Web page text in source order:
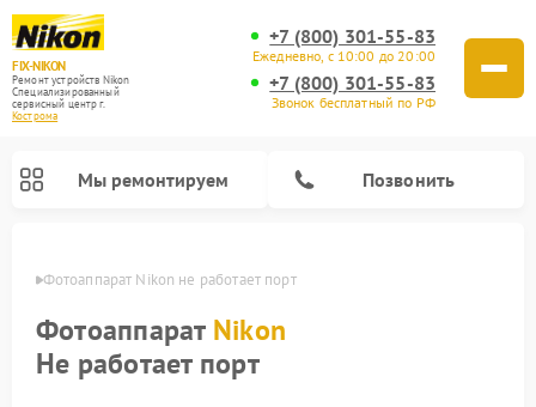
FIX-NIKON
Ремонт устройств Nikon
Специализированный
cервисный центр г.
Кострома
+7 (800) 301-55-83
Ежедневно, с 10:00 до 20:00
+7 (800) 301-55-83
Звонок бесплатный по РФ
Мы ремонтируем Позвонить
Фотоаппарат Nikon не работает порт
Фотоаппарат Nikon
Не работает порт